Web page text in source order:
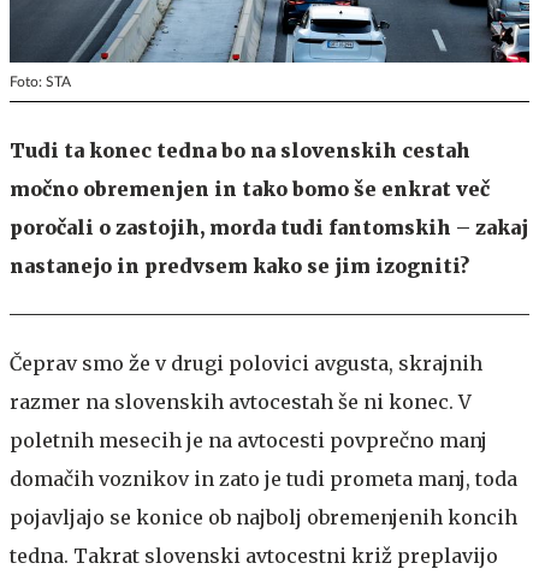
Foto: STA
Tudi ta konec tedna bo na slovenskih cestah
močno obremenjen in tako bomo še enkrat več
poročali o zastojih, morda tudi fantomskih – zakaj
nastanejo in predvsem kako se jim izogniti?
Čeprav smo že v drugi polovici avgusta, skrajnih
razmer na slovenskih avtocestah še ni konec. V
poletnih mesecih je na avtocesti povprečno manj
domačih voznikov in zato je tudi prometa manj, toda
pojavljajo se konice ob najbolj obremenjenih koncih
tedna. Takrat slovenski avtocestni križ preplavijo